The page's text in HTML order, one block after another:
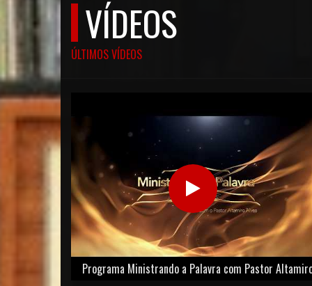
VÍDEOS
ÚLTIMOS VÍDEOS
Programa Ministrando a Palavra com Pastor